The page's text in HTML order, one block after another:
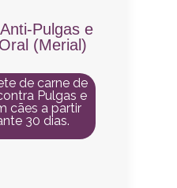
Pulgas e
(Merial)
de carne de
Pulgas e
cães a partir
30 dias.